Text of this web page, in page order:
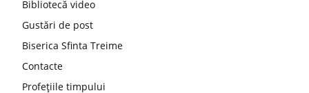
Bibliotecă video
Gustări de post
Biserica Sfinta Treime
Contacte
Profețiile timpului